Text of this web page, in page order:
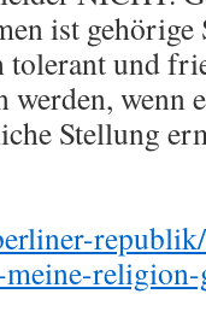
ist gehörige
tolerant und
wenn
Stellung